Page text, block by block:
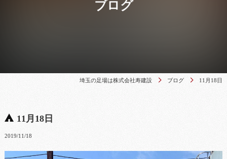
ブログ
埼玉の足場は株式会社寿建設 ブログ 11月18日
11月18日
2019/11/18